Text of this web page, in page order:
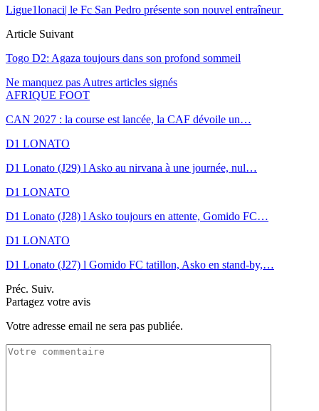
Ligue1lonaci| le Fc San Pedro présente son nouvel entraîneur
Article Suivant
Togo D2: Agaza toujours dans son profond sommeil
Ne manquez pas Autres articles signés
AFRIQUE FOOT
CAN 2027 : la course est lancée, la CAF dévoile un…
D1 LONATO
D1 Lonato (J29) l Asko au nirvana à une journée, nul…
D1 LONATO
D1 Lonato (J28) l Asko toujours en attente, Gomido FC…
D1 LONATO
D1 Lonato (J27) l Gomido FC tatillon, Asko en stand-by,…
Préc. Suiv.
Partagez votre avis
Votre adresse email ne sera pas publiée.